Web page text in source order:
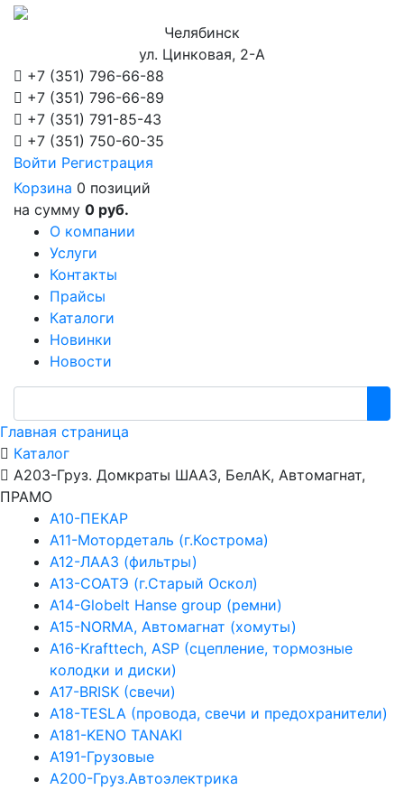
Челябинск
ул. Цинковая, 2-А
+7 (351) 796-66-88
+7 (351) 796-66-89
+7 (351) 791-85-43
+7 (351) 750-60-35
Войти Регистрация
Корзина 0 позиций
на сумму 0 руб.
О компании
Услуги
Контакты
Прайсы
Каталоги
Новинки
Новости
Главная страница
Каталог
А203-Груз. Домкраты ШААЗ, БелАК, Автомагнат,
ПРАМО
А10-ПЕКАР
А11-Мотордеталь (г.Кострома)
А12-ЛААЗ (фильтры)
А13-СОАТЭ (г.Старый Оскол)
А14-Globelt Hanse group (ремни)
А15-NORMA, Автомагнат (хомуты)
А16-Krafttech, ASP (сцепление, тормозные
колодки и диски)
А17-BRISK (свечи)
А18-TESLA (провода, свечи и предохранители)
А181-KENO TANAKI
А191-Грузовые
А200-Груз.Автоэлектрика